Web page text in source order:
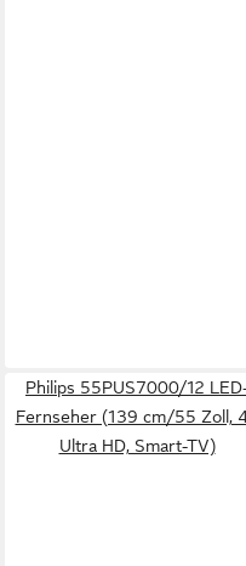
Philips 55PUS7000/12
Fernseher (139 cm/55 Zoll,
Ultra HD, Smart-TV)